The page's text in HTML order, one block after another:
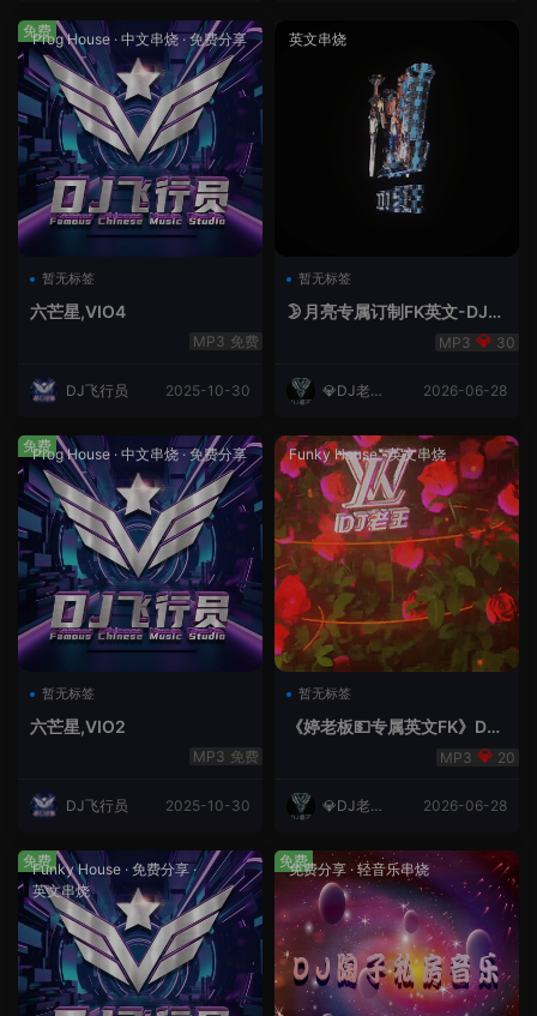
Prog House · 中文串烧·免费分享
暂无标签
六芒星,VIO4
免费
DJ飞行员 2025-10-30
免费 英文串烧
暂无标签
🌛月亮专属订制FK英文-DJ老
30
💎DJ老王
2026-06-28
Prog House · 中文串烧·免费分享
暂无标签
六芒星,VIO2
免费
DJ飞行员 2025-10-30
免费 Funky House·英文串烧
暂无标签
《婷老板💵专属英文FK》DJ
20
💎DJ老王
2026-06-28
Funky House · 免费分享·
英文串烧
免费 免费分享 ·轻音乐串烧
免费